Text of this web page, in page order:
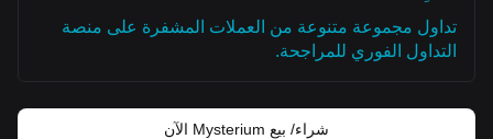
تداول مجموعة متنوعة من العملات المشفرة على منصة
التداول الفوري للمراجحة.
شراء/ بيع Mysterium الآن